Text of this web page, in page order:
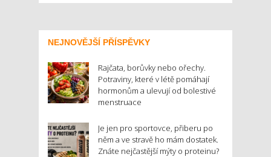
NEJNOVĚJŠÍ PŘÍSPĚVKY
Rajčata, borůvky nebo ořechy.
Potraviny, které v létě pomáhají
hormonům a ulevují od bolestivé
menstruace
Je jen pro sportovce, přiberu po
něm a ve stravě ho mám dostatek.
Znáte nejčastější mýty o proteinu?